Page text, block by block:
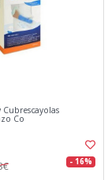
Co
- 16%